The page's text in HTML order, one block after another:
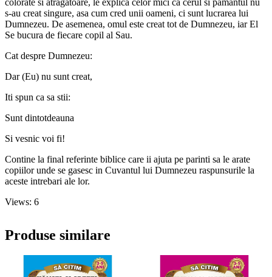
s-au creat singure, asa cum cred unii oameni, ci sunt lucrarea lui
Dumnezeu. De asemenea, omul este creat tot de Dumnezeu, iar El
Se bucura de fiecare copil al Sau.
Cat despre Dumnezeu:
Dar (Eu) nu sunt creat,
Iti spun ca sa stii:
Sunt dintotdeauna
Si vesnic voi fi!
Contine la final referinte biblice care ii ajuta pe parinti sa le arate
copiilor unde se gasesc in Cuvantul lui Dumnezeu raspunsurile la
aceste intrebari ale lor.
Views: 6
Produse similare